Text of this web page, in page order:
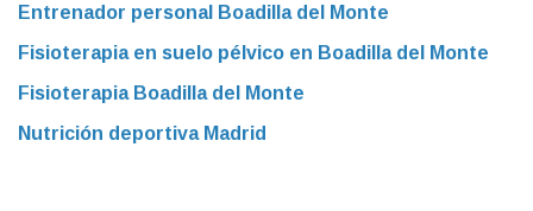
Entrenador personal Boadilla del Monte
Fisioterapia en suelo pélvico en Boadilla del Monte
Fisioterapia Boadilla del Monte
Nutrición deportiva Madrid